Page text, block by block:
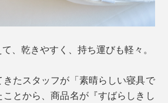
、乾きやすく、持ち運びも軽々。
たスタッフが「素晴らしい寝具で
とから、商品名が『すばらしきし